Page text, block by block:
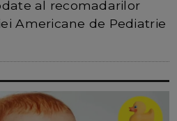
al recomadarilor
Americane de Pediatrie